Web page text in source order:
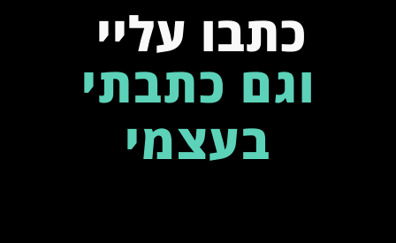
כתבו עליי
וגם כתבתי
בעצמי